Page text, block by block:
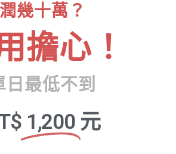
潤幾十萬？
擔心！
日最低不到
1,200 元